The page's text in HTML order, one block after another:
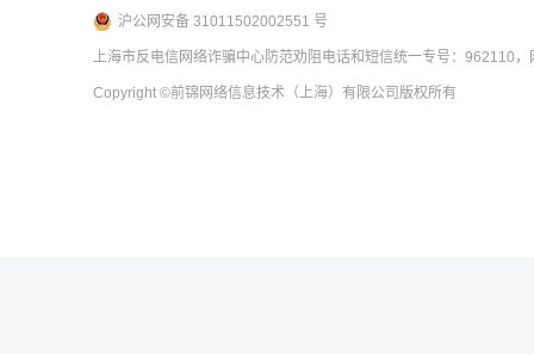
沪公网安备 31011502002551 号
上海市反电信网络诈骗中心防范劝阻电话和短信统一专号：962110
Copyright ©前锦网络信息技术（上海）有限公司 版权所有